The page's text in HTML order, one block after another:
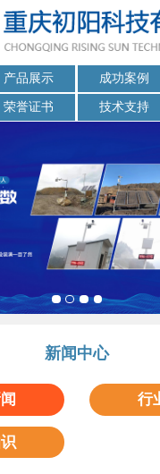
产品展示 成功案例
荣誉证书 技术支持
新闻中心
行